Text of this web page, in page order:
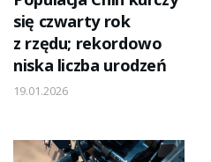
się czwarty rok
z rzędu; rekordowo
niska liczba urodzeń
19.01.2026